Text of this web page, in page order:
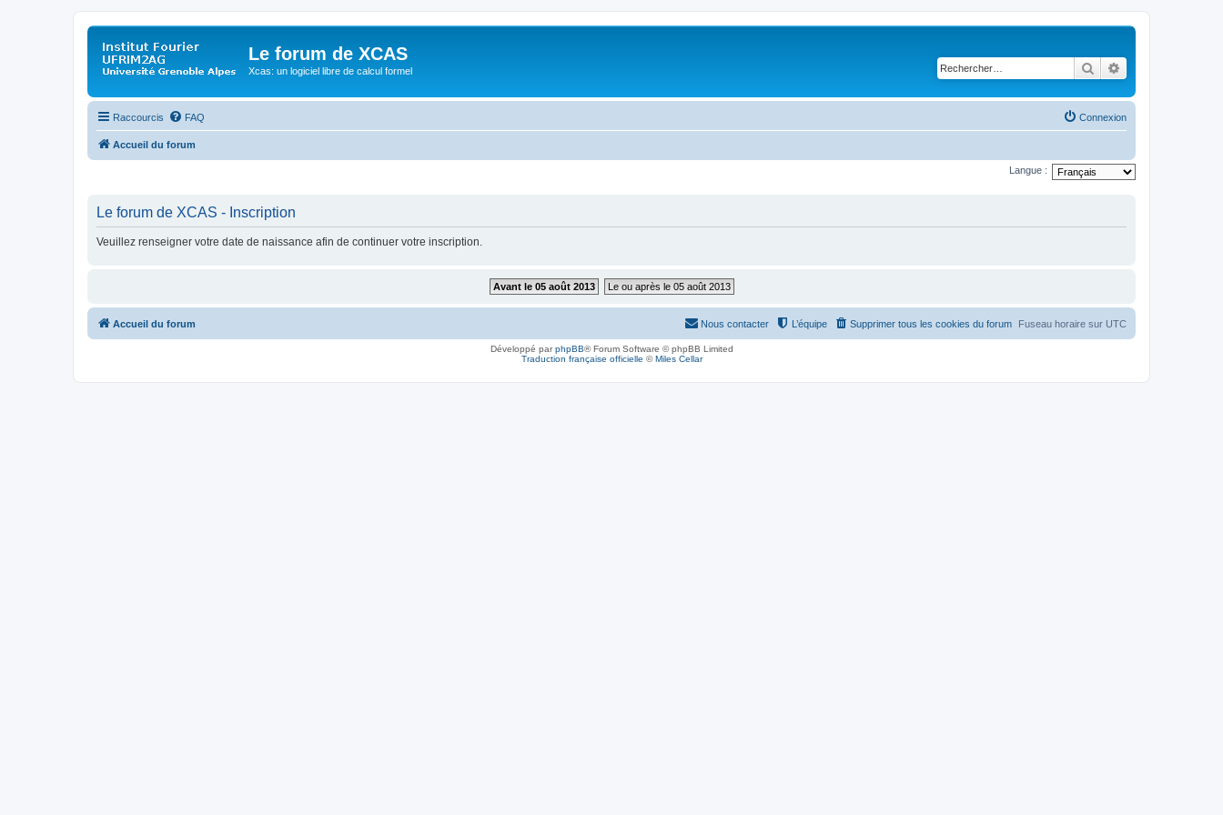
Le forum de XCAS
Xcas: un logiciel libre de calcul formel Rechercher
Raccourcis FAQ Connexion
Accueil du forum
Langue :
Le forum de XCAS - Inscription
Veuillez renseigner votre date de naissance afin de continuer votre inscription.
Avant le 05 août 2013 Le ou après le 05 août 2013
Accueil du forum Fuseau horaire sur UTC
Supprimer tous les cookies du forum
L’équipe
Nous contacter
Développé parphpBB® Forum Software © phpBB Limited
Traduction française officielle ©Miles Cellar